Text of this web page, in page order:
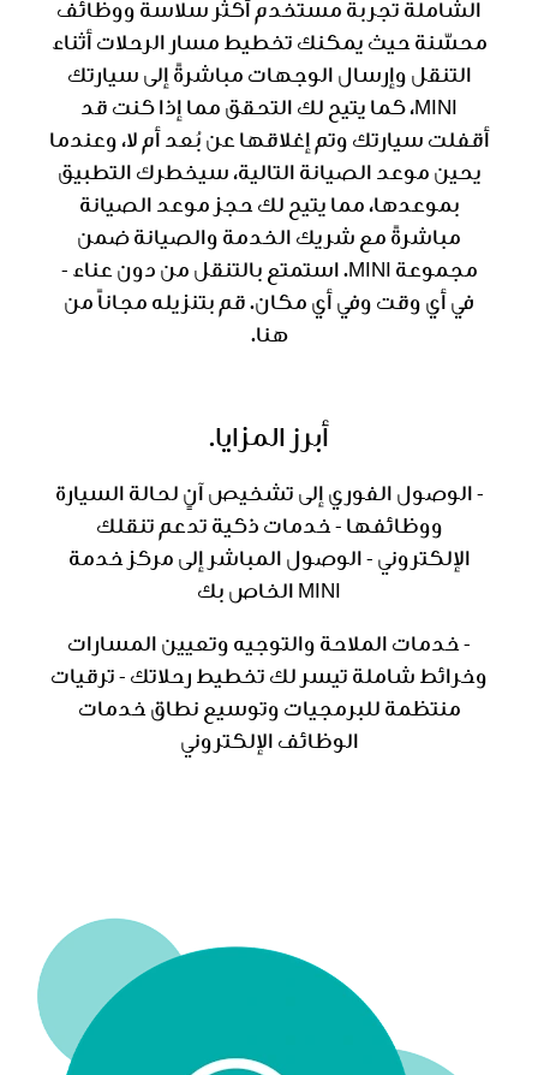
الشاملة تجربة مستخدم أكثر سلاسة ووظائف
محسّنة حيث يمكنك تخطيط مسار الرحلات أثناء
التنقل وإرسال الوجهات مباشرةً إلى سيارتك
MINI، كما يتيح لك التحقق مما إذا كنت قد
أقفلت سيارتك وتم إغلاقها عن بُعد أم لا، وعندما
يحين موعد الصيانة التالية، سيخطرك التطبيق
بموعدها، مما يتيح لك حجز موعد الصيانة
مباشرةً مع شريك الخدمة والصيانة ضمن
مجموعة MINI. استمتع بالتنقل من دون عناء -
في أي وقت وفي أي مكان. قم بتنزيله مجاناً من
هنا.
أبرز المزايا.
- الوصول الفوري إلى تشخيص آنٍ لحالة السيارة
ووظائفها - خدمات ذكية تدعم تنقلك
الإلكتروني - الوصول المباشر إلى مركز خدمة
MINI الخاص بك
- خدمات الملاحة والتوجيه وتعيين المسارات
وخرائط شاملة تيسر لك تخطيط رحلاتك - ترقيات
منتظمة للبرمجيات وتوسيع نطاق خدمات
الوظائف الإلكتروني